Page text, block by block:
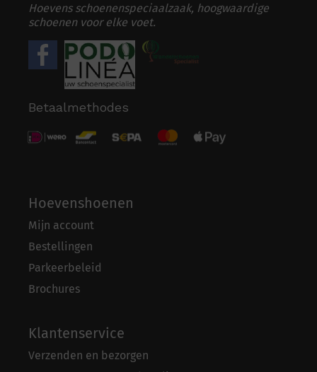
Hoevens schoenenspeciaalzaak, hoogwaardige
schoenen voor elke voet.
Betaalmethodes
Hoevenshoenen
Mijn account
Bestellingen
Parkeerbeleid
Brochures
Klantenservice
Verzenden en bezorgen